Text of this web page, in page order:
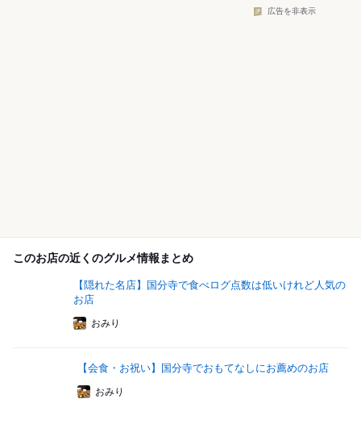
広告を非表示
このお店の近くのグルメ情報まとめ
【隠れた名店】国分寺で食べログ点数は低いけれど人気の
お店
おみり
【会食・お祝い】国分寺でおもてなしにお薦めのお店
おみり